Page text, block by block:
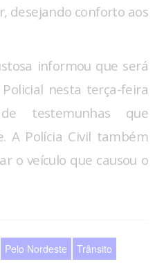
desejando conforto aos
informou que será
nesta terça-feira
testemunhas que
A Polícia Civil também
o veículo que causou o
Pelo Nordeste Trânsito